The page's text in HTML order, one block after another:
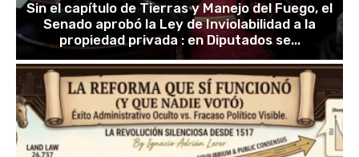
Sin el capítulo de Tierras y Manejo del Fuego, el
Senado aprobó la Ley de Inviolabilidad a la
propiedad privada : en Diputados se...